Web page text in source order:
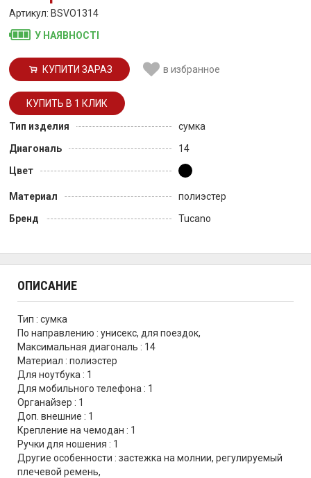
Артикул: BSVO1314
У НАЯВНОСТІ
КУПИТИ ЗАРАЗ в избранное
Тип изделия
сумка
Диагональ
14
Цвет
Материал
полиэстер
Бренд
Tucano
ОПИСАНИЕ
Тип : сумка
По направлению : унисекс, для поездок,
Максимальная диагональ : 14
Материал : полиэстер
Для ноутбука : 1
Для мобильного телефона : 1
Органайзер : 1
Доп. внешние : 1
Крепление на чемодан : 1
Ручки для ношения : 1
Другие особенности : застежка на молнии, регулируемый
плечевой ремень,